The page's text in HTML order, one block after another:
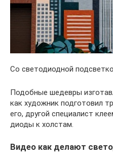
Со светодиодной
Подобные шедевры
как художник подготовил
его, другой специалист
диоды к холстам.
Видео как делают